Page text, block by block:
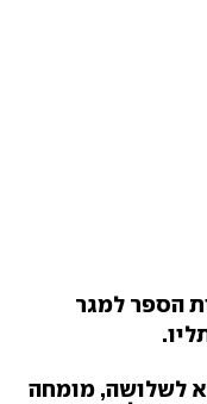
הספר למגר
לשלושה, מומחה